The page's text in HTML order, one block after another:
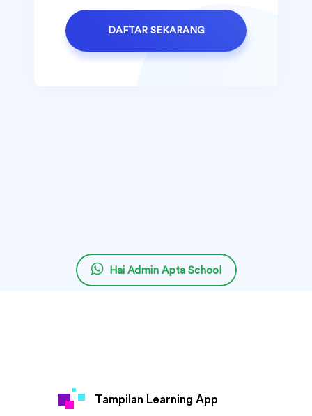
DAFTAR SEKARANG
Hai Admin Apta School
Tampilan Learning App